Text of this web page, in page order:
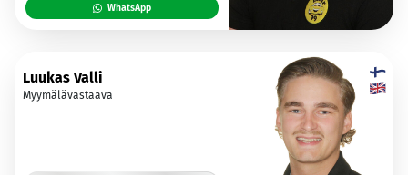
WhatsApp
Luukas Valli
Myymälävastaava